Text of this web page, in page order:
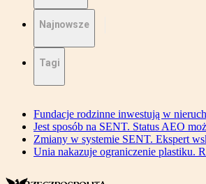
Najnowsze
Tagi
Fundacje rodzinne inwestują w
Jest sposób na SENT. Status AEO
Zmiany w systemie SENT. Ekspert
Unia nakazuje ograniczenie plastiku.